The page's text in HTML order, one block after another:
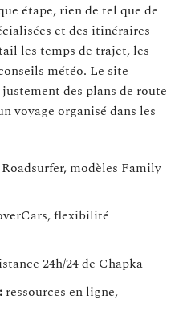
étape, rien de tel que de
et des itinéraires
les temps de trajet, les
météo. Le site
des plans de route
voyage organisé dans les
modèles Family
flexibilité
24h/24 de Chapka
ressources en ligne,